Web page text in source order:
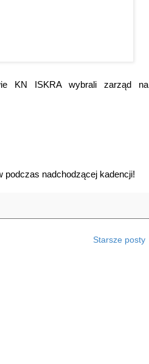
KN ISKRA wybrali zarząd na
nadchodzącej kadencji!
Starsze posty